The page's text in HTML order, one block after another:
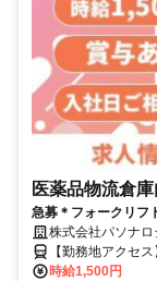
医薬品物流倉
急募＊フォークリフトで
庫＊無資格・未経験
株式会社パソナロ
【勤務地アクセ
東条」インターすぐ 〇車・マイカー通勤可（駐車場完備） 〇
時給1,500円